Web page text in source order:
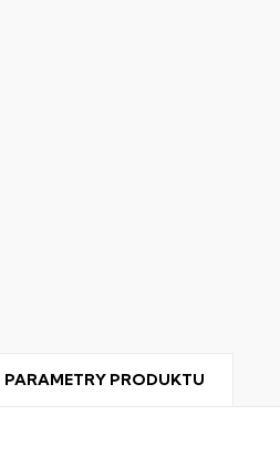
PARAMETRY PRODUKTU